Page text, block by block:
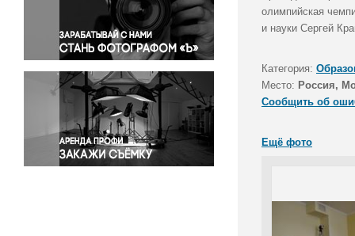
Правосудие
Происшествия и конфликты
Религия
Светская жизнь
Спорт
Экология
Экономика и бизнес
олимпийская
и науки Сергей
Категория:
Место: Россия,
Сообщить об
Ещё фото